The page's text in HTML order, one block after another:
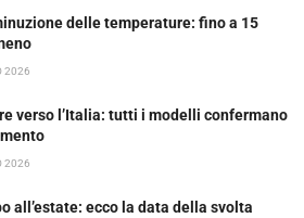
delle temperature: fino a 15
2026
verso l’Italia: tutti i modelli confermano
2026
all’estate: ecco la data della svolta